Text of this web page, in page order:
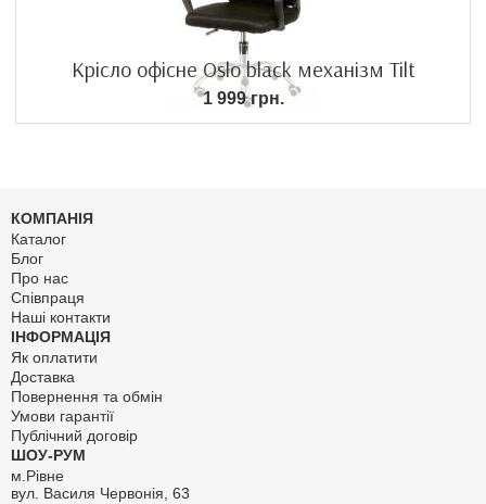
Крісло офісне Oslo black механізм Tilt
1 999 грн.
КОМПАНІЯ
Каталог
Блог
Про нас
Співпраця
Наші контакти
ІНФОРМАЦІЯ
Як оплатити
Доставка
Повернення та обмін
Умови гарантії
Публічний договір
ШОУ-РУМ
м.Рівне
вул. Василя Червонія, 63